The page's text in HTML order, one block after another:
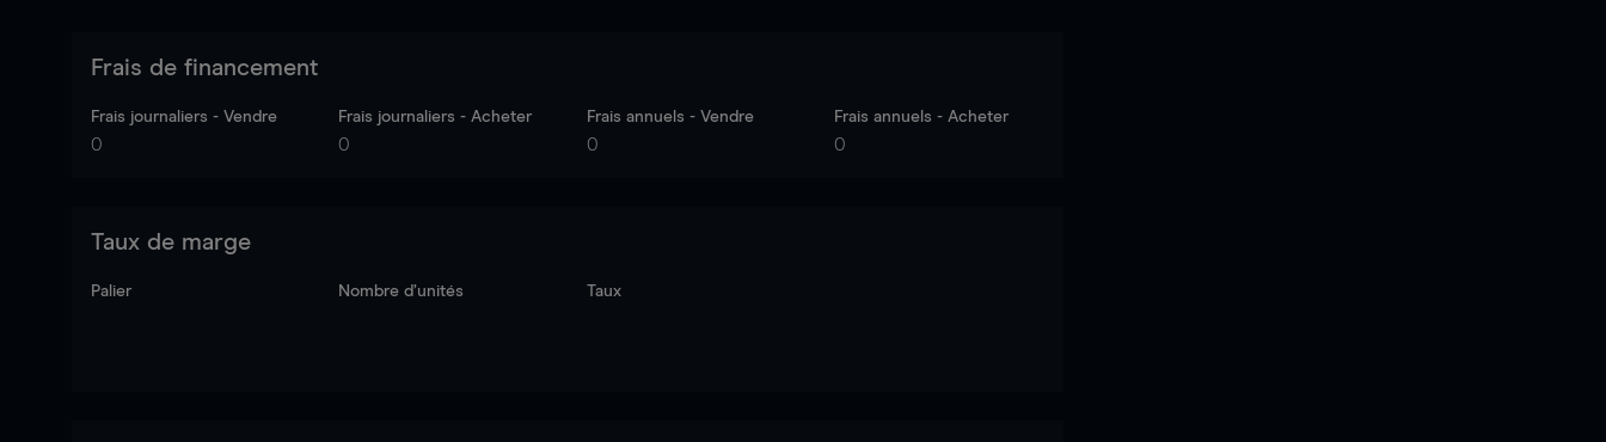
Frais de financement
Frais journaliers - Vendre
0
Frais journaliers - Acheter
0
Frais annuels - Vendre
0
Frais annuels - Acheter
0
Taux de marge
Palier Nombre d’unités Taux